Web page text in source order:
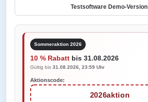
Testsoftware Demo-Version
Sommeraktion 2026
10 % Rabatt bis 31.08.2026
Gültig bis 31.08.2026, 23:59 Uhr
Aktionscode:
2026aktion